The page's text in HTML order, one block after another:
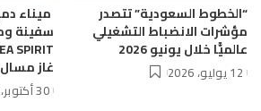
“الخطوط السعودية” تتصدر
مؤشرات الانضباط التشغيلي
عالميًّا خلال يونيو 2026
12 يوليو، 2026 غاز مسال
30 أكتوبر، 2025